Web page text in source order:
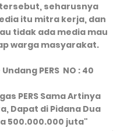
seharusnya
itu mitra kerja, dan
tidak ada media mau
warga masyarakat.
PERS NO : 40
PERS Sama Artinya
Dapat di Pidana Dua
500.000.000 juta"